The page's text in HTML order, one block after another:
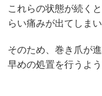
これらの状態が続く
らい痛みが出てしまい
そのため、巻き爪が
早めの処置を行うよ